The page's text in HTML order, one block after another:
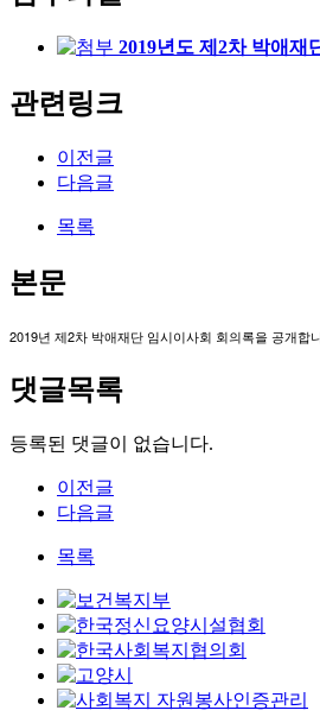
2019년도 제2차 박애재
관련링크
이전글
다음글
목록
본문
2019년 제2차 박애재단 임시이사회 회의록을 공개합
댓글목록
등록된 댓글이 없습니다.
이전글
다음글
목록